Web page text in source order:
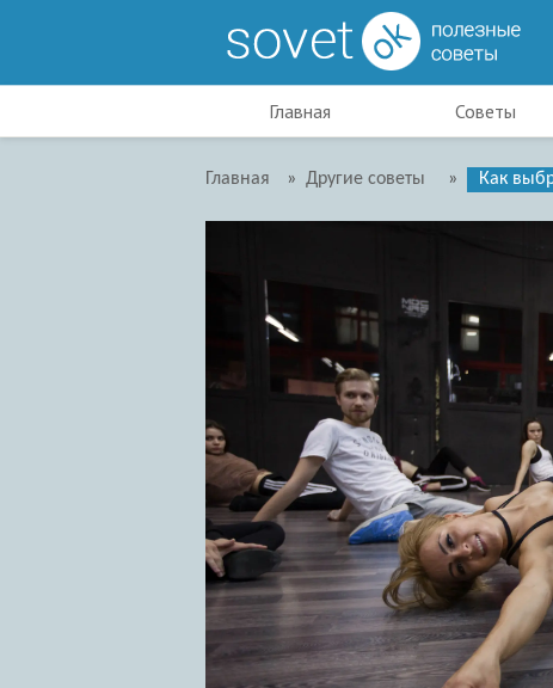
Главная Советы
Главная » Другие советы » Как